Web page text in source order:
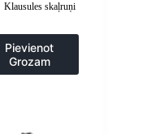
Klausules skaļruņi
Pievienot
Grozam